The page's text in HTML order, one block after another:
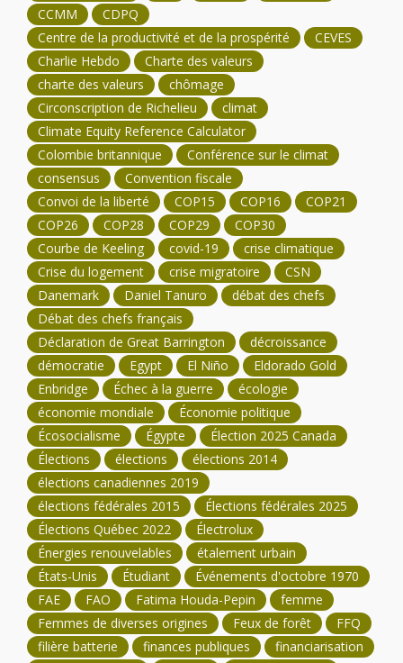
CCMM
CDPQ
Centre de la productivité et de la prospérité
CEVES
Charlie Hebdo
Charte des valeurs
charte des valeurs
chômage
Circonscription de Richelieu
climat
Climate Equity Reference Calculator
Colombie britannique
Conférence sur le climat
consensus
Convention fiscale
Convoi de la liberté
COP15 COP16
COP21
COP26
COP28 COP29
COP30
Courbe de Keeling
covid-19
crise climatique
Crise du logement
crise migratoire
CSN
Danemark
Daniel Tanuro
débat des chefs
Débat des chefs français
Déclaration de Great Barrington
décroissance
démocratie
Egypt El Niño
Eldorado Gold
Enbridge
Échec à la guerre
écologie
économie mondiale
Économie politique
Écosocialisme
Égypte
Élection 2025 Canada
Élections
élections
élections 2014
élections canadiennes 2019
élections fédérales 2015
Élections fédérales 2025
Élections Québec 2022
Électrolux
Énergies renouvelables
étalement urbain
États-Unis
Étudiant
Événements d'octobre 1970
FAE
FAO Fatima Houda-Pepin
femme
Femmes de diverses origines
Feux de forêt
FFQ
filière batterie
finances publiques
financiarisation